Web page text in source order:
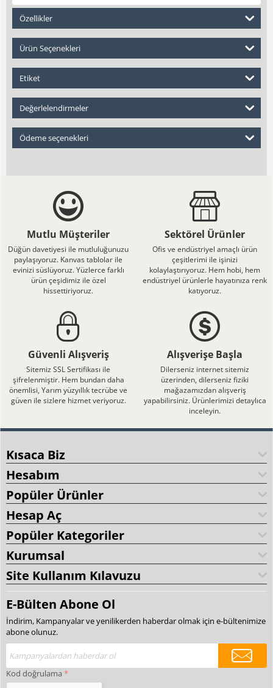
Özellikler
Ürün Seçenekleri
Etiket
Değerlelendirmeler
Ödeme seçenekleri
Mutlu Müşteriler
Düğün davetiyesi ile mutluluğunuzu
paylaşıyoruz. Kanvas tablolar ile
evinizi süslüyoruz. Yüzlerce farklı
ürün çeşidimiz ile özel
hissettiriyoruz.
Sektörel Ürünler
Ofis ve endüstriyel amaçlı ürün
çeşitlerimi ile işinizi
kolaylaştırıyoruz. Hem hobi, hem
endüstriyel ürünlerle hayatınıza renk
katıyoruz.
Güvenli Alışveriş
Sitemiz SSL Sertifikası ile
şifrelenmiştir. Hem bundan daha
önemlisi, Yarım yüzyıllık tecrübe ve
güven ile sizlere hizmet veriyoruz.
Alışverişe Başla
Dilerseniz internet sitemiz
üzerinden, dilerseniz fiziki
mağazamızdan alışveriş
yapabilirsiniz. Ürünlerimizi detaylıca
inceleyin.
Kısaca Biz
Hesabım
Popüler Ürünler
Hesap Aç
Popüler Kategoriler
Kurumsal
Site Kullanım Kılavuzu
E-Bülten Abone Ol
İndirim, Kampanyalar ve yenilikerden haberdar olmak için e-bültenimize
abone olunuz.
Kod doğrulama